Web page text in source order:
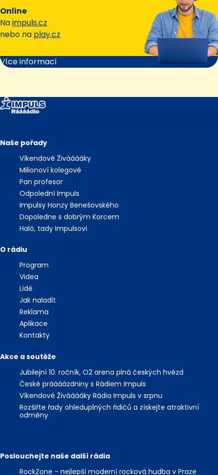
Online
Naimpuls.cz
nebo na play.cz
Více informací
Naše pořady
Víkendové Živááááky
Milionoví kolegové
Pan profesor
Odpolední Impuls
Impulsy Honzy Benešovského
Dopoledne s dobrým Korcem
Haló, tady Impulsovi
O rádiu
Program
Videa
Lidé
Jak naladit
Reklama
Aplikace
Kontakty
Akce a soutěže
Jubilejní 10. ročník, O2 arena plná českých hvězd
České práááázdniny s Rádiem Impuls
Víkendové Živááááky Rádia Impuls v srpnu
Rozšiřte řady ohleduplných řidičů a získejte atraktivní
odměny
Poslouchejte naše další rádia
RockZone - nejlepší moderní rocková hudba v Praze